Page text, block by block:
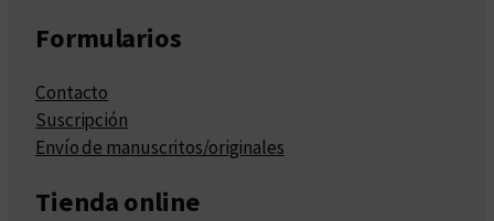
Formularios
Contacto
Suscripción
Envío de manuscritos/originales
Tienda online